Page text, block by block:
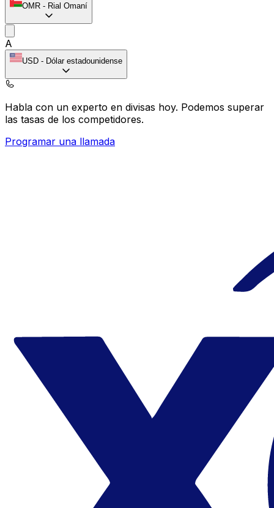
OMR - Rial Omaní
A
USD - Dólar estadounidense
Habla con un experto en divisas hoy. Podemos superar
las tasas de los competidores.
Programar una llamada